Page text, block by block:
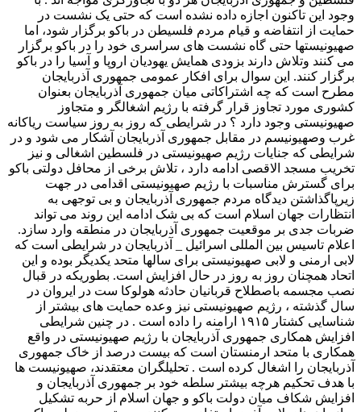
وجود این تاکنون اجازه داده نشده است که حتی یک نشست در
حمایت از انتفاضه و قیام مردم فلسیطن در باکو برگزار شود، اما
صهیونیستها حتی گاه نشست های سراسری خود را در باکو برگزار
می کنند وتلاش دارند بزودی همایش یهودیان اروپا و آسیا را در باکو
برگزار کنند. این سوال برای افکار عمومی جمهوری آذربایجان
مطرح است که چه اشتراکاتی میان جمهوری آذربایجان بعنوان
کشوری مورد تجاوز قرار گرفته با رژیم اشغالگر و متجاوز
صهیونیستی وجود دارد ؟ در شرایطی که روز به روز سیاست ریاکانه
غرب وصهیونیسم در مقابل جمهوری آذربایجان آشکار می شود و در
شرایطی که جنایات رژیم صهیونیستی در فلسطین اشغالی و نیز
تخریب مسجد الاقصی ادامه دارد ، تلاش برخی از محافل دولتی باکو
برای گسترش مناسبات با رژیم صهیونیستی اقدامی در جهت
زیرپاگذاشتن دیدگاه مردم جمهوری آذربایجان و بی توجهی به
انتظارات جهان اسلام است که بی شک ادامه این روند می تواند
ضربات جدی بر موقعیت جمهوری آذربایجان در منطقه وارد سازد.
اعلام تاسیس بین المللی اسرائیل _ آذربایجان در شرایطی است که
لابی ارمنی و لابی صهیونیستی برای سالها متحد یکدیگر بوده و این
اتحاد همچنان روز به روز در حال افزایش است. بطوریکه در قبال
نصب مجسمه باصطلاح قربانیان حادثه هولوکا ست در ایروان در
سال گذشته ، رژیم صهیونیستی نیز وعده حمایت های بیشتر از
شناسایی کشتار ۱۹۱۵ ارامنه را داده است . در چنین شرایطی
افزایش همکاری جمهوری آذربایجان با رژیم صهیونیستی در واقع
همکاری با متحد ارمنستان است که بیست درصد از خاک جمهوری
آذربایجان را اشغال کرده است . تحلیلگران معتقدند، صهیونیست ها
با هدف تحکیم هرچه بیشتر سلطه خود بر جمهوری آذربایجان و
افزایش شکاف میان دولت باکو و جهان اسلام از حربه تشکیل